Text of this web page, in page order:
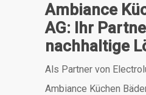
Ambiance
AG: Ihr
nachhaltige
Als Partner von
Ambiance Küchen